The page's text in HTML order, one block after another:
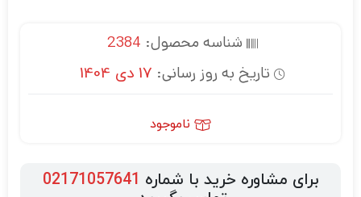
شناسه محصول: 2384
تاریخ به روز رسانی: 17 دی 1404
ناموجود
برای مشاوره خرید با شماره 02171057641